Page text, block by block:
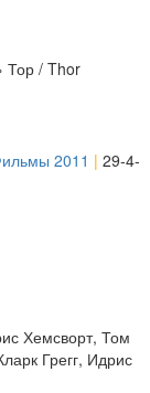
Тор / Thor
2011 | 29-4-
Хемсворт, Том
Грегг, Идрис